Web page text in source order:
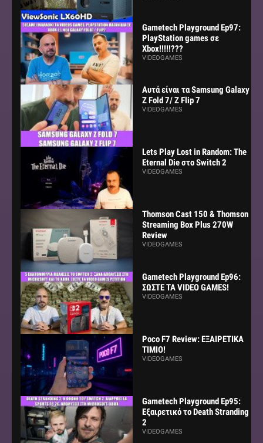
Gametech Playground Ep97:
PlayStation games σε
Xbox!!!!!???
VIDEOGAMES
Αυτά είναι τα Samsung Galaxy
Z Fold 7/ Z Flip 7
VIDEOGAMES
Lets Play Lost in Random: The
Eternal Die στο Switch 2
VIDEOGAMES
Thomson Cast 150 & Thomson
Streaming Box Plus 270W
Review
VIDEOGAMES
Gametech Playground Ep96:
ΣΩΣΤΕ ΤΑ VIDEO GAMES!
VIDEOGAMES
Poco F7 Review: ΕΞΑΙΡΕΤΙΚΑ
ΤΙΜΙΟ!
VIDEOGAMES
Gametech Playground Ep95:
Εξαιρετικό το Death Stranding
2
VIDEOGAMES